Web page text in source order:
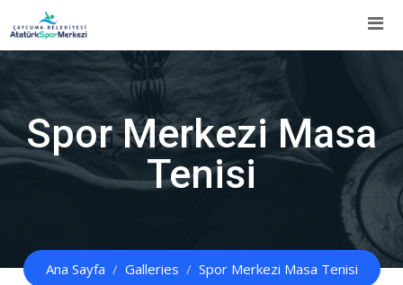
Atla
Spor Merkezi Masa
Tenisi
Ana Sayfa Galleries Spor Merkezi Masa Tenisi